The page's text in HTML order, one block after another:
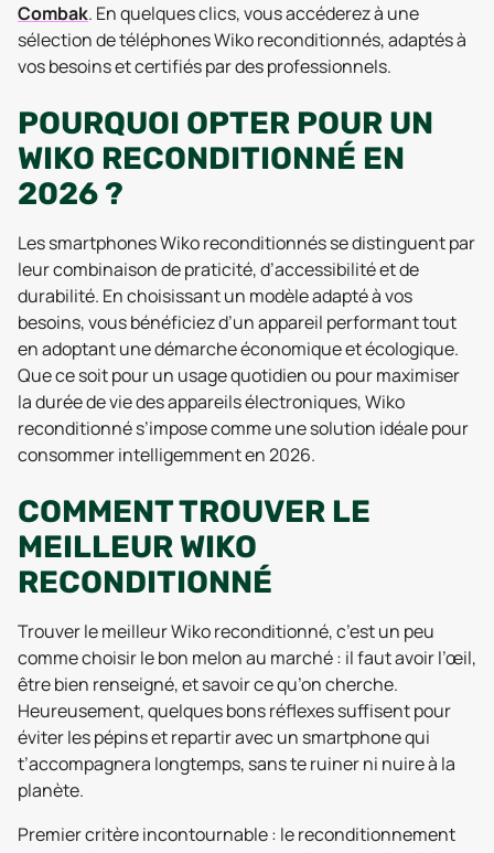
Combak. En quelques clics, vous accéderez à une
sélection de téléphones Wiko reconditionnés, adaptés à
vos besoins et certifiés par des professionnels.
POURQUOI OPTER POUR UN
WIKO RECONDITIONNÉ EN
2026 ?
Les smartphones Wiko reconditionnés se distinguent par
leur combinaison de praticité, d’accessibilité et de
durabilité. En choisissant un modèle adapté à vos
besoins, vous bénéficiez d’un appareil performant tout
en adoptant une démarche économique et écologique.
Que ce soit pour un usage quotidien ou pour maximiser
la durée de vie des appareils électroniques, Wiko
reconditionné s’impose comme une solution idéale pour
consommer intelligemment en 2026.
COMMENT TROUVER LE
MEILLEUR WIKO
RECONDITIONNÉ
Trouver le meilleur Wiko reconditionné, c’est un peu
comme choisir le bon melon au marché : il faut avoir l’œil,
être bien renseigné, et savoir ce qu’on cherche.
Heureusement, quelques bons réflexes suffisent pour
éviter les pépins et repartir avec un smartphone qui
t’accompagnera longtemps, sans te ruiner ni nuire à la
planète.
Premier critère incontournable : le reconditionnement